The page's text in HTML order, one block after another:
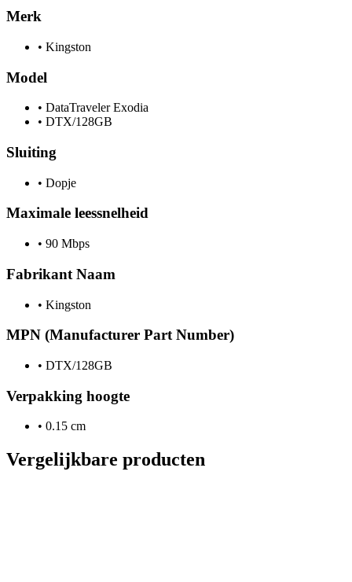
Merk
• Kingston
Model
• DataTraveler Exodia
• DTX/128GB
Sluiting
• Dopje
Maximale leessnelheid
• 90 Mbps
Fabrikant Naam
• Kingston
MPN (Manufacturer Part Number)
• DTX/128GB
Verpakking hoogte
• 0.15 cm
Vergelijkbare producten